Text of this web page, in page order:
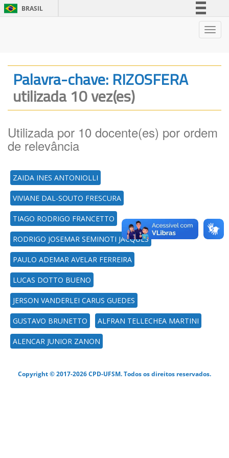
BRASIL
Legislação
Palavra-chave: RIZOSFERA
utilizada 10 vez(es)
Utilizada por 10 docente(es) por ordem
de relevância
ZAIDA INES ANTONIOLLI
VIVIANE DAL-SOUTO FRESCURA
TIAGO RODRIGO FRANCETTO
RODRIGO JOSEMAR SEMINOTI JACQUES
PAULO ADEMAR AVELAR FERREIRA
LUCAS DOTTO BUENO
JERSON VANDERLEI CARUS GUEDES
GUSTAVO BRUNETTO ALFRAN TELLECHEA MARTINI
ALENCAR JUNIOR ZANON
Copyright © 2017-2026 CPD-UFSM. Todos os direitos reservados.